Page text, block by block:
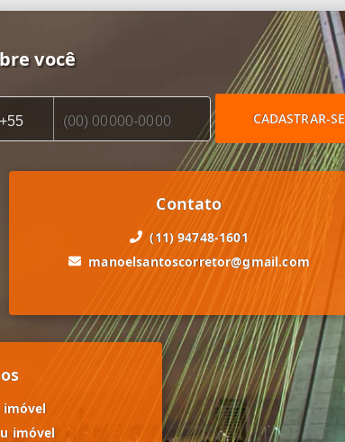
você
CADASTRAR-SE
Contato
(11) 94748-1601
manoelsantoscorretor@gmail.com
imóvel
imóvel